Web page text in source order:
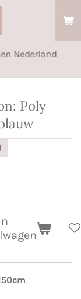
Nederland
Poly